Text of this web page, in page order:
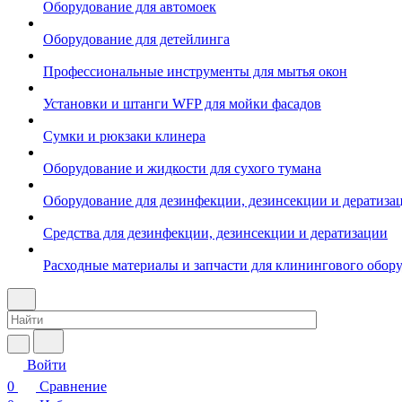
Оборудование для автомоек
Оборудование для детейлинга
Профессиональные инструменты для мытья окон
Установки и штанги WFP для мойки фасадов
Сумки и рюкзаки клинера
Оборудование и жидкости для сухого тумана
Оборудование для дезинфекции, дезинсекции и
Средства для дезинфекции, дезинсекции и дератизации
Расходные материалы и запчасти для клинингового
Войти
0
Сравнение